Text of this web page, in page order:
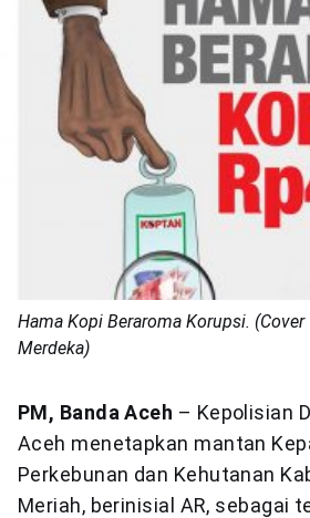
Hama Kopi Beraroma Korupsi.
Merdeka)
PM, Banda Aceh – Kepolisian
Aceh menetapkan mantan
Perkebunan dan Kehutanan
Meriah, berinisial AR, sebagai